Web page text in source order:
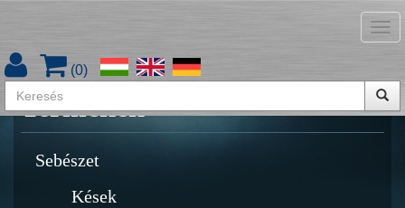
(0)
Termékek
Sebészet
Kések